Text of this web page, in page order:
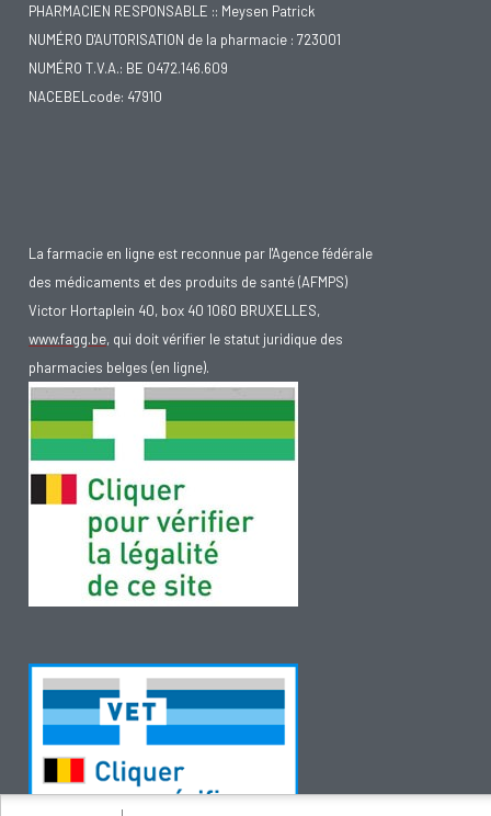
PHARMACIEN RESPONSABLE :: Meysen Patrick
NUMÉRO D'AUTORISATION de la pharmacie : 723001
NUMÉRO T.V.A.: BE 0472.146.609
NACEBELcode: 47910
La farmacie en ligne est reconnue par l'Agence fédérale
des médicaments et des produits de santé (AFMPS)
Victor Hortaplein 40, box 40 1060 BRUXELLES,
www.fagg.be, qui doit vérifier le statut juridique des
pharmacies belges (en ligne).